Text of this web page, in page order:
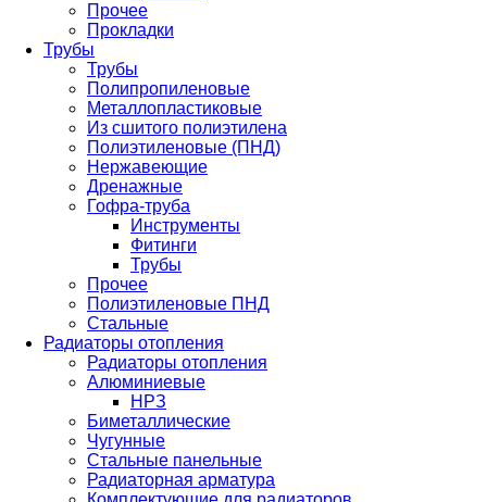
Прочее
Прокладки
Трубы
Трубы
Полипропиленовые
Металлопластиковые
Из сшитого полиэтилена
Полиэтиленовые (ПНД)
Нержавеющие
Дренажные
Гофра-труба
Инструменты
Фитинги
Трубы
Прочее
Полиэтиленовые ПНД
Стальные
Радиаторы отопления
Радиаторы отопления
Алюминиевые
НРЗ
Биметаллические
Чугунные
Стальные панельные
Радиаторная арматура